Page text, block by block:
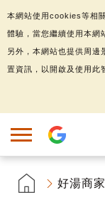
好湯商家
本網站使用cookies等相
體驗，當您繼續使用本網
另外，本網站也提供周邊
置資訊，以開啟及使用此